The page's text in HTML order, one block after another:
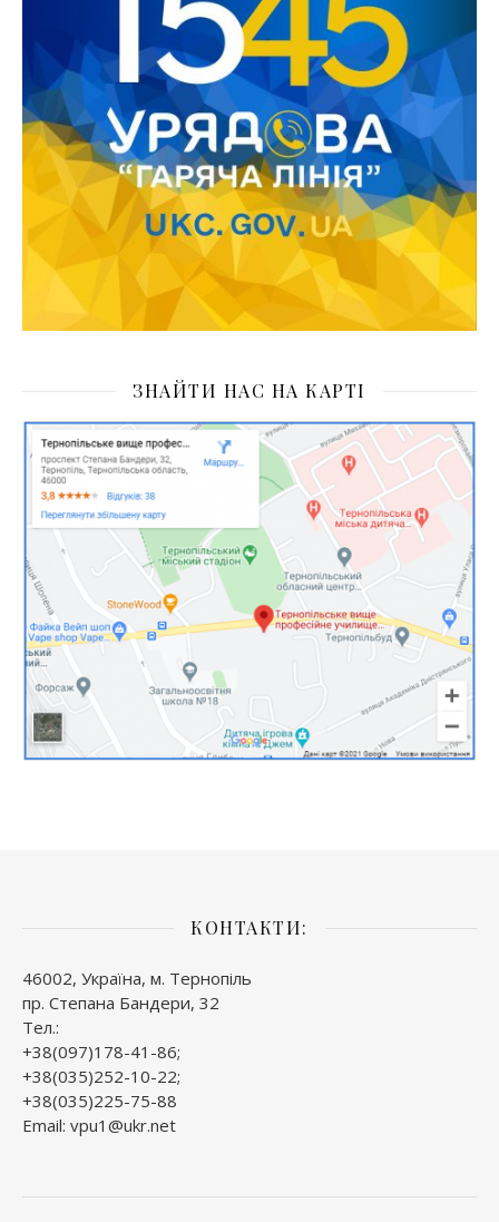
ЗНАЙТИ НАС НА КАРТІ
КОНТАКТИ:
46002, Україна, м. Тернопіль
пр. Степана Бандери, 32
Тел.:
+38(097)178-41-86;
+38(035)252-10-22;
+38(035)225-75-88
Email: vpu1@ukr.net